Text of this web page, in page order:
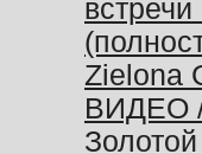
Zielona
ВИДЕО